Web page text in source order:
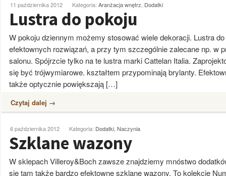
11 października 2012 Kategoria: Aranżacja wnętrz Dodatki
Lustra do pokoju
W pokoju dziennym możemy stosować wiele dekoracji. Lustra
efektownych rozwiązań, a przy tym szczególnie zalecane np. w
salonu. Spójrzcie tylko na te lustra marki Cattelan Italia.
się być trójwymiarowe. kształtem przypominają brylanty.
także optycznie powiększają […]
Czytaj dalej →
6 października 2012 Kategoria: Dodatki Naczynia
Szklane wazony
W sklepach Villeroy&Boch zawsze znajdziemy mnóstwo
się tam także bardzo efektowne szklane wazony. To kolekcje